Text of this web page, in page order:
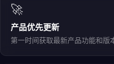
🚀
产品优先更新
第一时间获取最新产品功能和版